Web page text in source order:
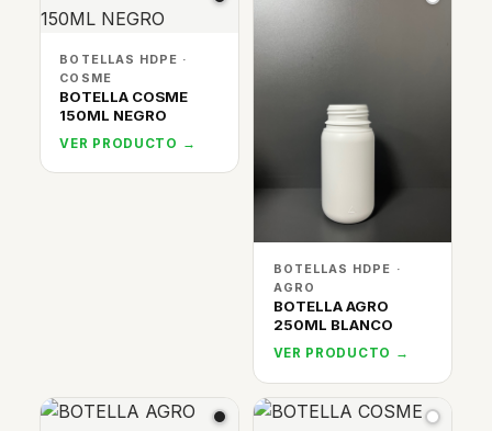
BOTELLAS HDPE ·
COSME
BOTELLA COSME
150ML NEGRO
VER PRODUCTO →
BOTELLAS HDPE ·
AGRO
BOTELLA AGRO
250ML BLANCO
VER PRODUCTO →